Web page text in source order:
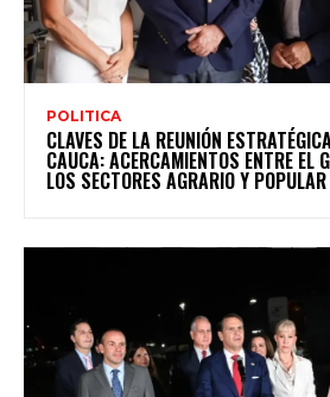
POLITICA
CLAVES DE LA REUNIÓN
CAUCA: ACERCAMIENTOS ENTRE EL
LOS SECTORES AGRARIO Y POPULAR